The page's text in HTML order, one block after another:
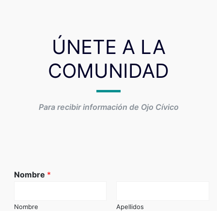
ÚNETE A LA
COMUNIDAD
Para recibir información de Ojo Cívico
Nombre *
Nombre Apellidos